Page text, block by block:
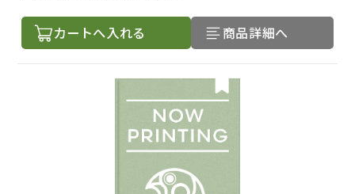
カートへ入れる 商品詳細へ